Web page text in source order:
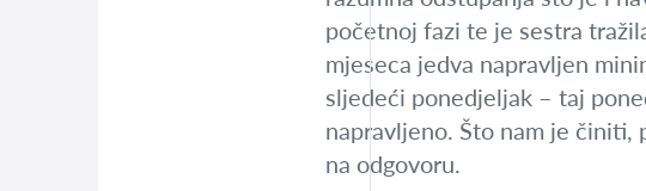
početnoj fazi te je sestra
mjeseca jedva napravljen
sljedeći ponedjeljak – taj
napravljeno. Što nam je
na odgovoru.